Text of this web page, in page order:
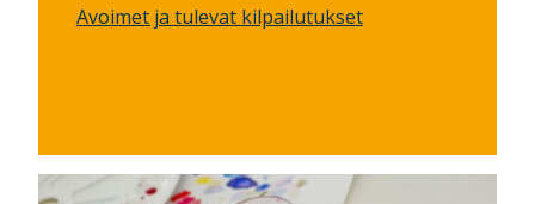
Avoimet ja tulevat kilpailutukset